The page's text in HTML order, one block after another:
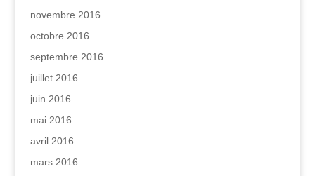
novembre 2016
octobre 2016
septembre 2016
juillet 2016
juin 2016
mai 2016
avril 2016
mars 2016